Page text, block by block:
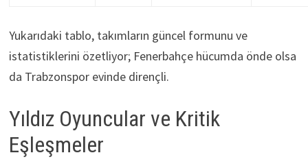
Yukarıdaki tablo, takımların güncel formunu ve
istatistiklerini özetliyor; Fenerbahçe hücumda önde olsa
da Trabzonspor evinde dirençli.
Yıldız Oyuncular ve Kritik
Eşleşmeler